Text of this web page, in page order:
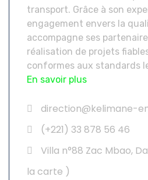
transport. Grâce à son
engagement envers la
accompagne ses
réalisation de projets
conformes aux standards
En savoir plus
direction@kelimane-
(+221) 33 878 56 46
Villa n°88 Zac Mbao,
la carte )